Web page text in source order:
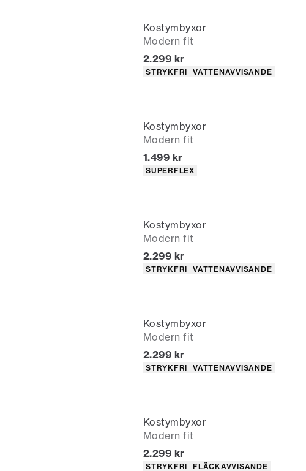
Kostymbyxor
Modern fit
Nuvarande pris
2.299 kr
Produktattribut
STRYKFRI VATTENAVVISANDE
Kostymbyxor
Modern fit
Nuvarande pris
1.499 kr
Produktattribut
SUPERFLEX
Kostymbyxor
Modern fit
Nuvarande pris
2.299 kr
Produktattribut
STRYKFRI VATTENAVVISANDE
Kostymbyxor
Modern fit
Nuvarande pris
2.299 kr
Produktattribut
STRYKFRI VATTENAVVISANDE
Kostymbyxor
Modern fit
Nuvarande pris
2.299 kr
Produktattribut
STRYKFRI FLÄCKAVVISANDE